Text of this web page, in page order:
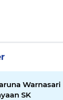
Warnasari
SK